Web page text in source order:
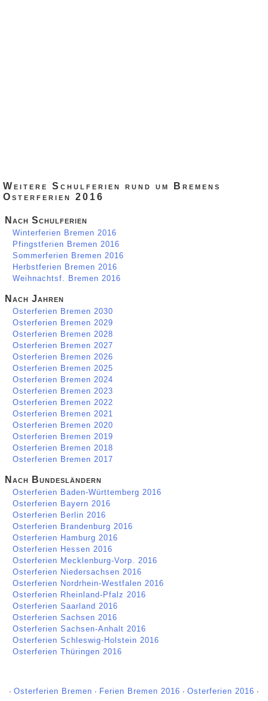
Weitere Schulferien rund um Bremens
Osterferien 2016
Nach Schulferien
Winterferien Bremen 2016
Pfingstferien Bremen 2016
Sommerferien Bremen 2016
Herbstferien Bremen 2016
Weihnachtsf. Bremen 2016
Nach Jahren
Osterferien Bremen 2030
Osterferien Bremen 2029
Osterferien Bremen 2028
Osterferien Bremen 2027
Osterferien Bremen 2026
Osterferien Bremen 2025
Osterferien Bremen 2024
Osterferien Bremen 2023
Osterferien Bremen 2022
Osterferien Bremen 2021
Osterferien Bremen 2020
Osterferien Bremen 2019
Osterferien Bremen 2018
Osterferien Bremen 2017
Nach Bundesländern
Osterferien Baden-Württemberg 2016
Osterferien Bayern 2016
Osterferien Berlin 2016
Osterferien Brandenburg 2016
Osterferien Hamburg 2016
Osterferien Hessen 2016
Osterferien Mecklenburg-Vorp. 2016
Osterferien Niedersachsen 2016
Osterferien Nordrhein-Westfalen 2016
Osterferien Rheinland-Pfalz 2016
Osterferien Saarland 2016
Osterferien Sachsen 2016
Osterferien Sachsen-Anhalt 2016
Osterferien Schleswig-Holstein 2016
Osterferien Thüringen 2016
∙ Osterferien Bremen ∙ Ferien Bremen 2016 ∙ Osterferien 2016 ∙